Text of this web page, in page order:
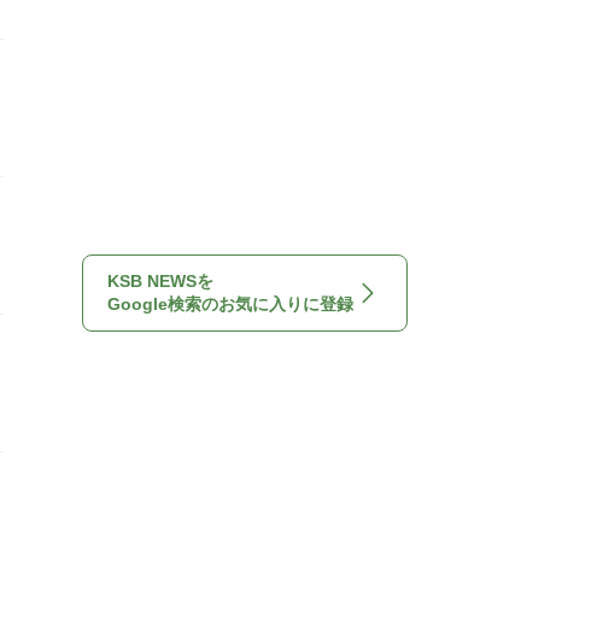
KSB NEWSを
Google検索のお気に入りに登録